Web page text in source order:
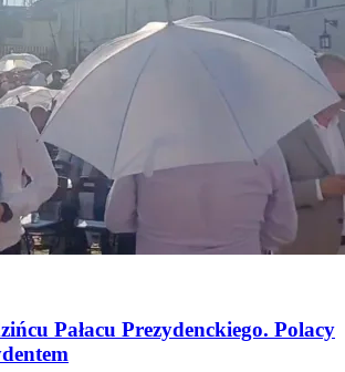
Pałacu Prezydenckiego. Polacy